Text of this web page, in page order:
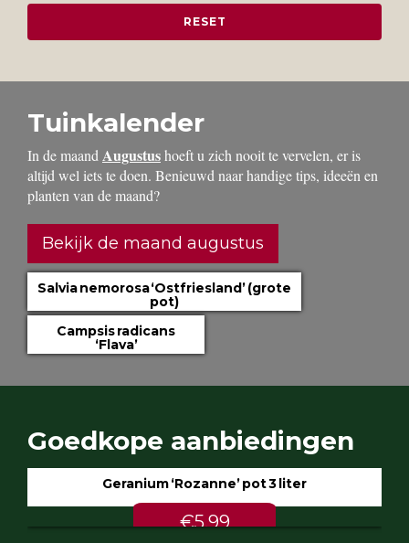
Tuinkalender
In de maand Augustushoeft u zich nooit te vervelen, er is
altijd wel iets te doen. Benieuwd naar handige tips, ideeën en
planten van de maand?
Bekijk de maand augustus
Salvia nemorosa ‘Ostfriesland’ (grote
pot)
Campsis radicans
‘Flava’
Goedkope aanbiedingen
Geranium ‘Rozanne’ pot 3 liter
€5.99